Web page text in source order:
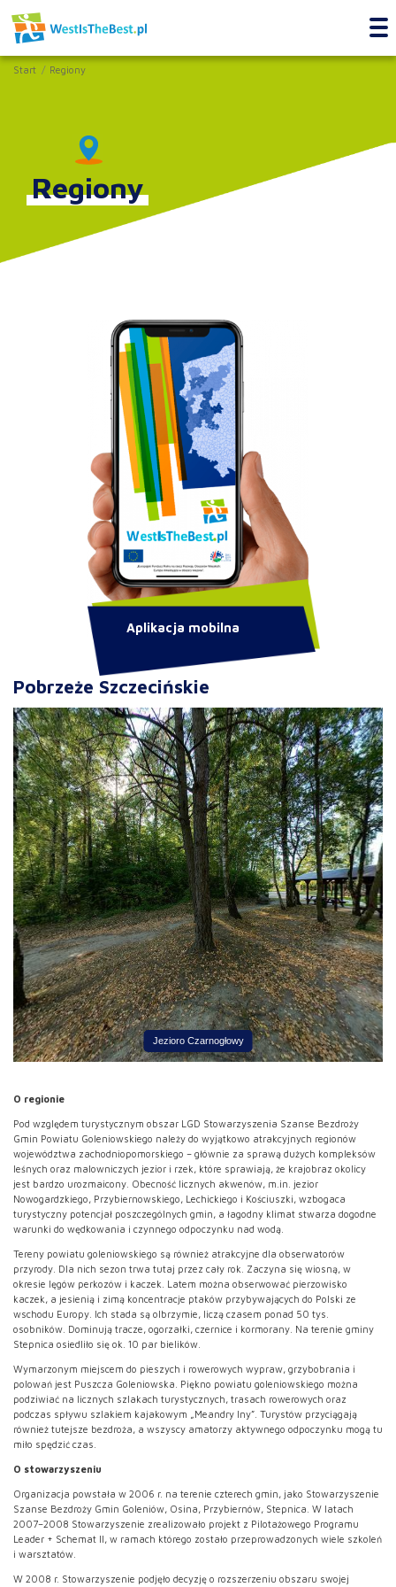
Start Regiony
Regiony
Pobrzeże Szczecińskie
Jezioro Czarnogłowy
O regionie
Pod względem turystycznym obszar LGD Stowarzyszenia Szanse Bezdroży
Gmin Powiatu Goleniowskiego należy do wyjątkowo atrakcyjnych regionów
województwa zachodniopomorskiego – głównie za sprawą dużych kompleksów
leśnych oraz malowniczych jezior i rzek, które sprawiają, że krajobraz okolicy
jest bardzo urozmaicony. Obecność licznych akwenów, m.in. jezior
Nowogardzkiego, Przybiernowskiego, Lechickiego i Kościuszki, wzbogaca
turystyczny potencjał poszczególnych gmin, a łagodny klimat stwarza dogodne
warunki do wędkowania i czynnego odpoczynku nad wodą.
Tereny powiatu goleniowskiego są również atrakcyjne dla obserwatorów
przyrody. Dla nich sezon trwa tutaj przez cały rok. Zaczyna się wiosną, w
okresie lęgów perkozów i kaczek. Latem można obserwować pierzowisko
kaczek, a jesienią i zimą koncentracje ptaków przybywających do Polski ze
wschodu Europy. Ich stada są olbrzymie, liczą czasem ponad 50 tys.
osobników. Dominują tracze, ogorzałki, czernice i kormorany. Na terenie gminy
Stepnica osiedliło się ok. 10 par bielików.
Wymarzonym miejscem do pieszych i rowerowych wypraw, grzybobrania i
polowań jest Puszcza Goleniowska. Piękno powiatu goleniowskiego można
podziwiać na licznych szlakach turystycznych, trasach rowerowych oraz
podczas spływu szlakiem kajakowym „Meandry Iny”. Turystów przyciągają
również tutejsze bezdroża, a wszyscy amatorzy aktywnego odpoczynku mogą tu
miło spędzić czas.
O stowarzyszeniu
Organizacja powstała w 2006 r. na terenie czterech gmin, jako Stowarzyszenie
Szanse Bezdroży Gmin Goleniów, Osina, Przybiernów, Stepnica. W latach
2007–2008 Stowarzyszenie zrealizowało projekt z Pilotażowego Programu
Leader + Schemat II, w ramach którego zostało przeprowadzonych wiele szkoleń
i warsztatów.
W 2008 r. Stowarzyszenie podjęło decyzję o rozszerzeniu obszaru swojej
Aplikacja mobilna